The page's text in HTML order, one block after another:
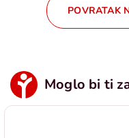
POVRATAK
Moglo bi ti